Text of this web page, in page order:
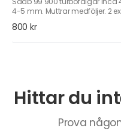
4-5 mm. Muttrar medföljer. 2
800 kr
Hittar du
Prova